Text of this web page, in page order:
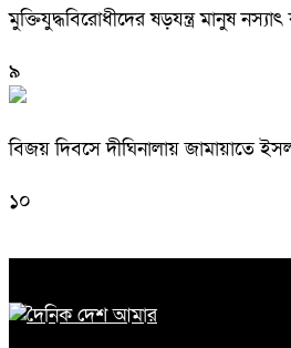
মুক্তিযুদ্ধবিরোধীদের ষড়যন্ত্র মানুষ
৯
বিজয় দিবসে দীঘিনালায় জামায়াতে
১০